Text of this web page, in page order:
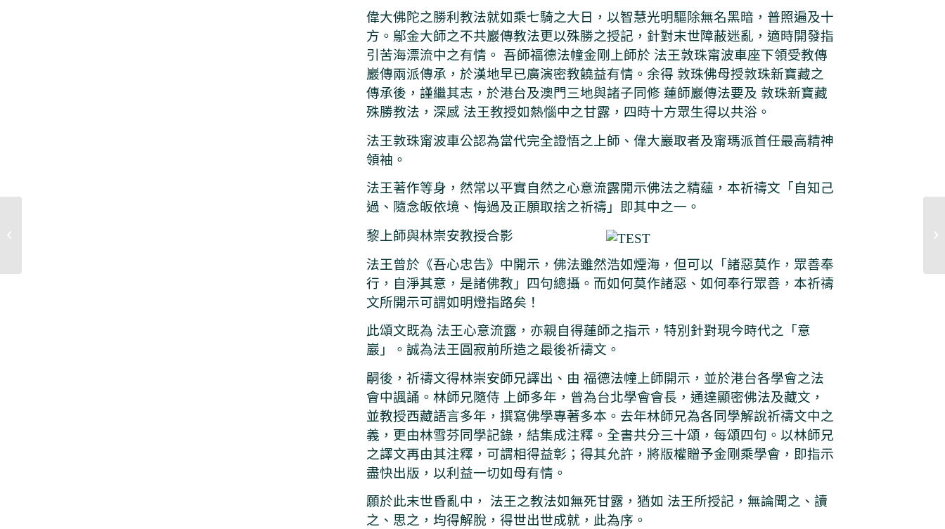
偉大佛陀之勝利教法就如乘七騎之大日，以智慧光明驅除無名黑暗，普照遍及十
方。鄔金大師之不共巖傳教法更以殊勝之授記，針對末世障蔽迷亂，適時開發指
引苦海漂流中之有情。 吾師福德法幢金剛上師於 法王敦珠甯波車座下領受教傳
巖傳兩派傳承，於漢地早已廣演密教饒益有情。余得 敦珠佛母授敦珠新寶藏之
傳承後，謹繼其志，於港台及澳門三地與諸子同修 蓮師巖傳法要及 敦珠新寶藏
殊勝教法，深感 法王教授如熱惱中之甘露，四時十方眾生得以共浴。
法王敦珠甯波車公認為當代完全證悟之上師、偉大巖取者及甯瑪派首任最高精神
領袖。
法王著作等身，然常以平實自然之心意流露開示佛法之精蘊，本祈禱文「自知己
過、隨念皈依境、悔過及正願取捨之祈禱」即其中之一。
黎上師與林崇安教授合影
法王曾於《吾心忠告》中開示，佛法雖然浩如煙海，但可以「諸惡莫作，眾善奉
行，自淨其意，是諸佛教」四句總攝。而如何莫作諸惡、如何奉行眾善，本祈禱
文所開示可謂如明燈指路矣！
此頌文既為 法王心意流露，亦親自得蓮師之指示，特別針對現今時代之「意
巖」。誠為法王圓寂前所造之最後祈禱文。
嗣後，祈禱文得林崇安師兄譯出、由 福德法幢上師開示，並於港台各學會之法
會中諷誦。林師兄隨侍 上師多年，曾為台北學會會長，通達顯密佛法及藏文，
並教授西藏語言多年，撰寫佛學專著多本。去年林師兄為各同學解說祈禱文中之
義，更由林雪芬同學記錄，結集成注釋。全書共分三十頌，每頌四句。以林師兄
之譯文再由其注釋，可謂相得益彰；得其允許，將版權贈予金剛乘學會，即指示
盡快出版，以利益一切如母有情。
願於此末世昏亂中， 法王之教法如無死甘露，猶如 法王所授記，無論聞之、讀
之、思之，均得解脫，得世出世成就，此為序。